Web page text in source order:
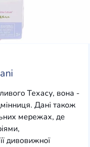
Техасу, вона -
Дані також
мережах, де
дивовижної